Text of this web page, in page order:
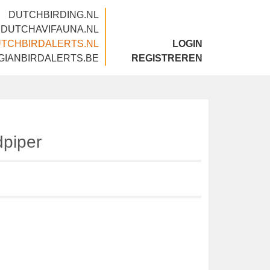
DUTCHBIRDING.NL
DUTCHAVIFAUNA.NL
DUTCHBIRDALERTS.NL
LOGIN
REGISTREREN